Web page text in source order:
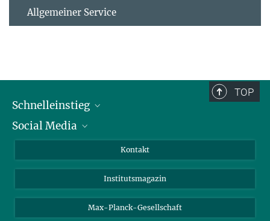
Allgemeiner Service
TOP
Schnelleinstieg
Alumni
Social Media
Facebook
Kontakt
Institutsmagazin
Max-Planck-Gesellschaft